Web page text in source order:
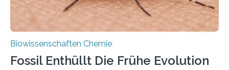
Biowissenschaften Chemie
Fossil Enthüllt Die Frühe Evolution